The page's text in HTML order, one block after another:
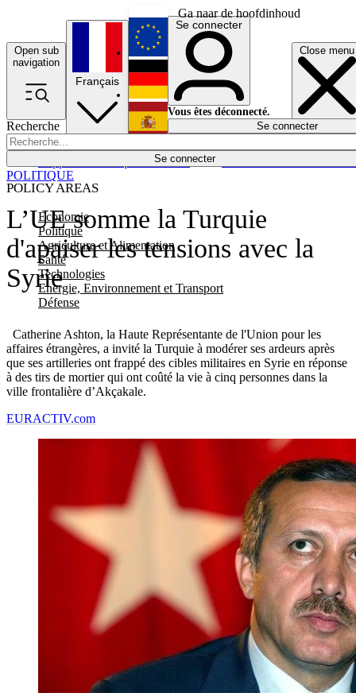
Ga naar de hoofdinhoud
Open sub
navigation
Close menu
Recherche
Se connecter
POLICY AREAS
Economie
Politique
Agriculture et Alimentation
Santé
Technologies
Energie, Environnement et Transport
Défense
Économie
Français
English
Deutsch
Español
Se connecter
Vous êtes déconnecté.
Se connecter
L’UE somme la Turquie
d'apaiser les tensions avec la
Syrie
Catherine Ashton, la Haute Représentante de l'Union pour les
affaires étrangères, a invité la Turquie à modérer ses ardeurs après
que ses artilleries ont frappé des cibles militaires en Syrie en réponse
à des tirs de mortier qui ont coûté la vie à cinq personnes dans la
ville frontalière d’Akçakale.
POLITIQUE
EURACTIV.com